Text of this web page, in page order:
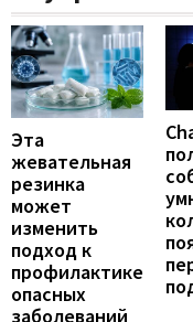
Эта
жевательная
резинка
может
изменить
подход к
профилактике
опасных
заболеваний